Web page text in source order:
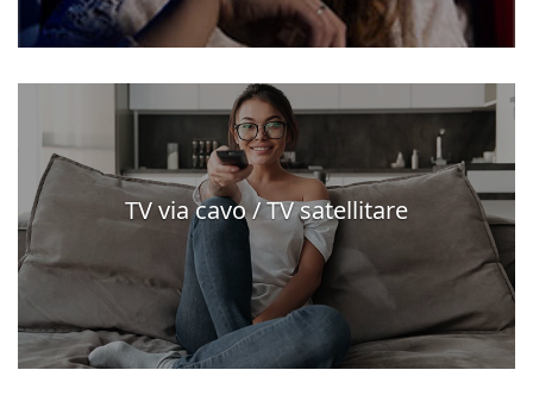
TV via cavo / TV satellitare